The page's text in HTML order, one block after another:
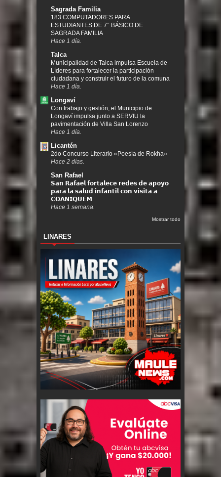
Sagrada Familia
183 COMPUTADORES PARA
ESTUDIANTES DE 7° BÁSICO DE
SAGRADA FAMILIA
Hace 1 día.
Talca
Municipalidad de Talca impulsa Escuela de
Líderes para fortalecer la participación
ciudadana y construir el futuro de la comuna
Hace 1 día.
Longaví
Con trabajo y gestión, el Municipio de
Longaví impulsa junto a SERVIU la
pavimentación de Villa San Lorenzo
Hace 1 día.
Licantén
2do Concurso Literario «Poesía de Rokha»
Hace 2 días.
San Rafael
𝗦𝗮𝗻 𝗥𝗮𝗳𝗮𝗲𝗹 𝗳𝗼𝗿𝘁𝗮𝗹𝗲𝗰𝗲 𝗿𝗲𝗱𝗲𝘀 𝗱𝗲 𝗮𝗽𝗼𝘆𝗼
𝗽𝗮𝗿𝗮 𝗹𝗮 𝘀𝗮𝗹𝘂𝗱 𝗶𝗻𝗳𝗮𝗻𝘁𝗶𝗹 𝗰𝗼𝗻 𝘃𝗶𝘀𝗶𝘁𝗮 𝗮
𝗖𝗢𝗔𝗡𝗜𝗤𝗨𝗘𝗠
Hace 1 semana.
Mostrar todo
LINARES